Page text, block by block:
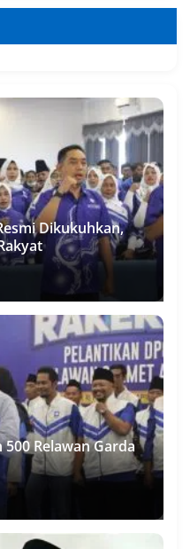
Dikukuhkan,
Relawan Garda